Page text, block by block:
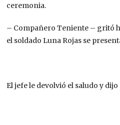
ceremonia.
– Compañero Teniente – gritó
el soldado Luna Rojas se
El jefe le devolvió el saludo y